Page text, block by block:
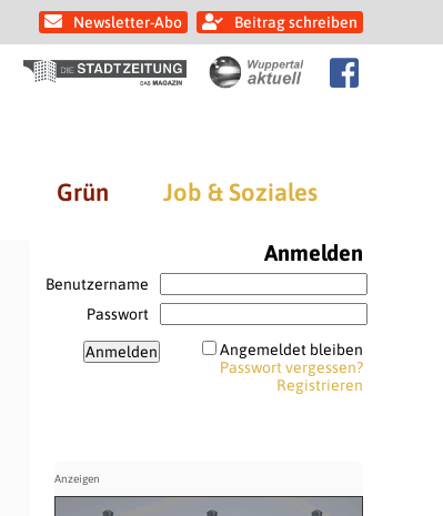
Newsletter-Abo Beitrag schreiben
Grün Job & Soziales
Anmelden
Benutzername
Passwort
Angemeldet bleiben
Passwort vergessen?
Registrieren